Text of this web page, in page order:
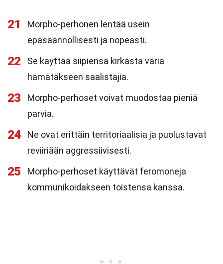
21
Morpho-perhonen lentää usein
epäsäännöllisesti ja nopeasti.
22
Se käyttää siipiensä kirkasta väriä
hämätäkseen saalistajia.
23
Morpho-perhoset voivat muodostaa pieniä
parvia.
24
Ne ovat erittäin territoriaalisia ja puolustavat
reviiriään aggressiivisesti.
25
Morpho-perhoset käyttävät feromoneja
kommunikoidakseen toistensa kanssa.